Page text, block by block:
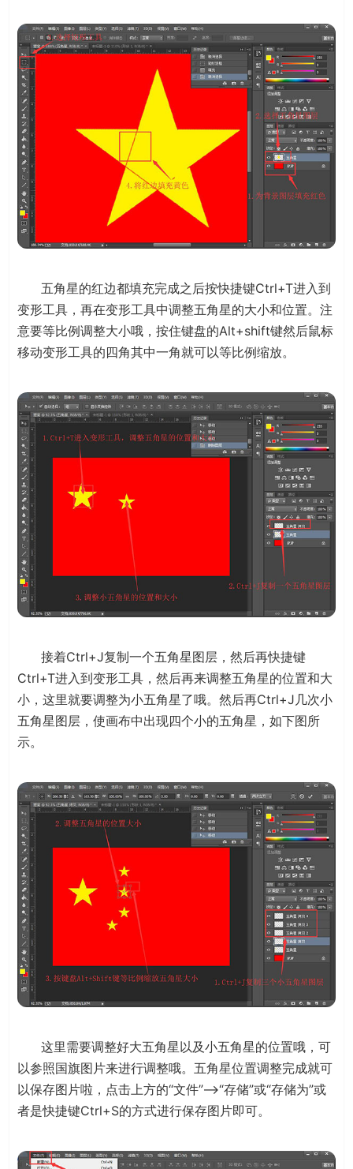
五角星的红边都填充完成之后按快捷键Ctrl+T进入到
变形工具，再在变形工具中调整五角星的大小和位置。注
意要等比例调整大小哦，按住键盘的Alt+shift键然后鼠标
移动变形工具的四角其中一角就可以等比例缩放。
接着Ctrl+J复制一个五角星图层，然后再快捷键
Ctrl+T进入到变形工具，然后再来调整五角星的位置和大
小，这里就要调整为小五角星了哦。然后再Ctrl+J几次小
五角星图层，使画布中出现四个小的五角星，如下图所
示。
这里需要调整好大五角星以及小五角星的位置哦，可
以参照国旗图片来进行调整哦。五角星位置调整完成就可
以保存图片啦，点击上方的“文件”—>“存储”或“存储为”或
者是快捷键Ctrl+S的方式进行保存图片即可。